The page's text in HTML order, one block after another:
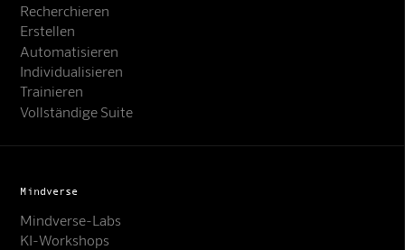
Recherchieren
Erstellen
Automatisieren
Individualisieren
Trainieren
Vollständige Suite
Mindverse
Mindverse-Labs
KI-Workshops